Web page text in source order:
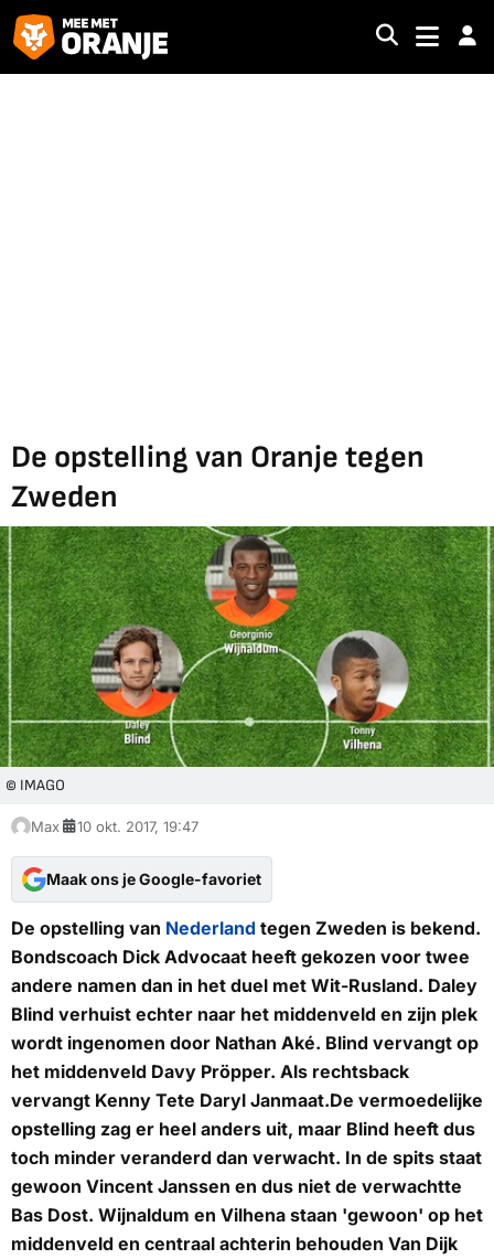
De opstelling van Oranje tegen
Zweden
© IMAGO
Max 10 okt. 2017, 19:47
Maak ons je Google-favoriet
De opstelling van Nederland tegen Zweden is bekend.
Bondscoach Dick Advocaat heeft gekozen voor twee
andere namen dan in het duel met Wit-Rusland. Daley
Blind verhuist echter naar het middenveld en zijn plek
wordt ingenomen door Nathan Aké. Blind vervangt op
het middenveld Davy Pröpper. Als rechtsback
vervangt Kenny Tete Daryl Janmaat.De vermoedelijke
opstelling zag er heel anders uit, maar Blind heeft dus
toch minder veranderd dan verwacht. In de spits staat
gewoon Vincent Janssen en dus niet de verwachtte
Bas Dost. Wijnaldum en Vilhena staan 'gewoon' op het
middenveld en centraal achterin behouden Van Dijk